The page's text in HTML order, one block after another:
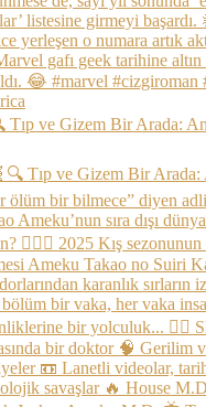
Tıp ve Gizem Bir Arada: